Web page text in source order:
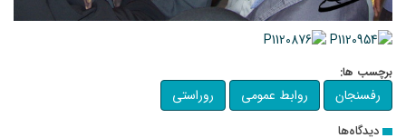
برچسب ها:
رفسنجان روابط عمومی روراستی
دیدگاه‌ها